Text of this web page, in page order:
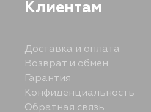
Клиентам
Доставка и оплата
Возврат и обмен
Гарантия
Конфиденциальность
Обратная связь